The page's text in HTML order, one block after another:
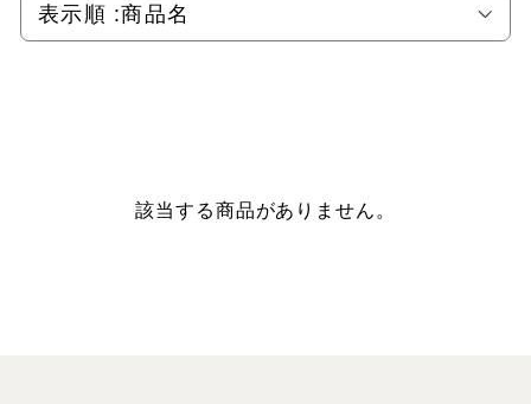
表示順 :商品名
該当する商品がありません。